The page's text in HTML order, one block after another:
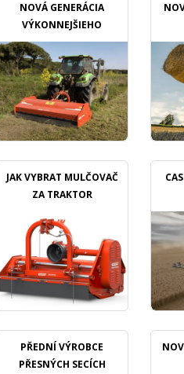
NOVÁ GENERÁCIA
VÝKONNEJŠIEHO
MULČOVAČU
JAK VYBRAT MULČOVAČ
ZA TRAKTOR
PŘEDNÍ VÝROBCE
PŘESNÝCH SECÍCH